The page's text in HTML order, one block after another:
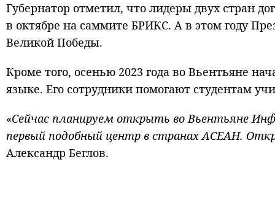
Губернатор отметил, что лидеры двух стран
в октябре на саммите БРИКС. А в этом году
Великой Победы.
Кроме того, осенью 2023 года во Вьентьяне
языке. Его сотрудники помогают студентам
«Сейчас планируем открыть во Вьентьяне
первый подобный центр в странах АСЕАН.
Александр Беглов.